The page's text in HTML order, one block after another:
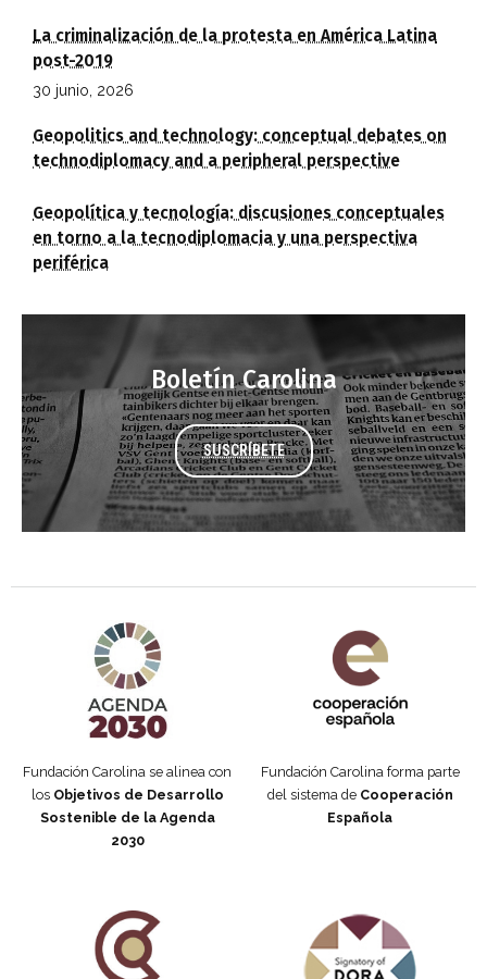
La criminalización de la protesta en América Latina
post-2019
30 junio, 2026
Geopolitics and technology: conceptual debates on
technodiplomacy and a peripheral perspective
Geopolítica y tecnología: discusiones conceptuales
en torno a la tecnodiplomacia y una perspectiva
periférica
Boletín Carolina
SUSCRÍBETE
Fundación Carolina se alinea con
los Objetivos de Desarrollo
Sostenible de la Agenda
2030
Fundación Carolina forma parte
del sistema de Cooperación
Española